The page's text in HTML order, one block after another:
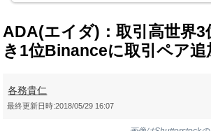
ADA(エイダ)：取引高世界
き1位Binanceに取引ペア追
各務貴仁
最終更新日時:2018/05/29 16:07